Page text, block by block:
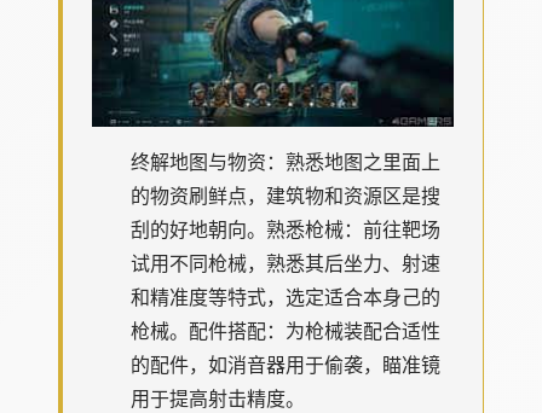
终解地图与物资：熟悉地图之里面上
的物资刷鲜点，建筑物和资源区是搜
刮的好地朝向。 熟悉枪械：前往靶场
试用不同枪械，熟悉其后坐力、射速
和精准度等特式，选定适合本身己的
枪械。 配件搭配：为枪械装配合适性
的配件，如消音器用于偷袭，瞄准镜
用于提高射击精度。